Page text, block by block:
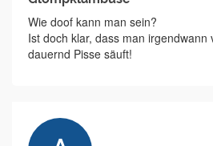
Wie doof kann man sein?
Ist doch klar, dass man irgendwann
dauernd Pisse säuft!